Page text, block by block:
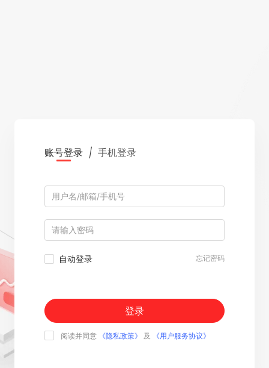
账号登录 | 手机登录
自动登录 忘记密码
登录
阅读并同意 《隐私政策》 及 《用户服务协议》